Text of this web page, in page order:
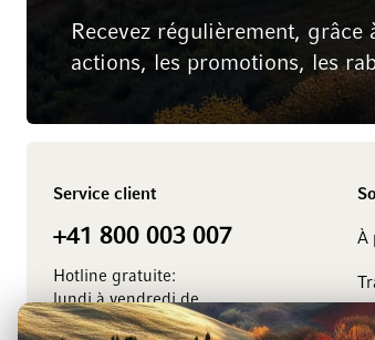
Recevez régulièrement,
actions, les promotions, les
Service client
+41 800 003 007
Hotline gratuite:
lundi à vendredi de
8.00 à 18.00 heures
À